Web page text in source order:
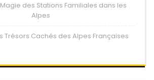
des Stations Familiales dans les
Alpes
Trésors Cachés des Alpes Françaises